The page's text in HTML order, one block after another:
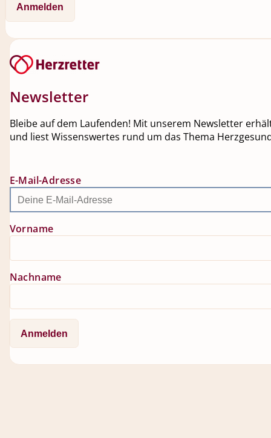
Newsletter
Bleibe auf dem Laufenden! Mit unserem Newsletter
und liest Wissenswertes rund um das Thema
E-Mail-Adresse
Vorname
Nachname